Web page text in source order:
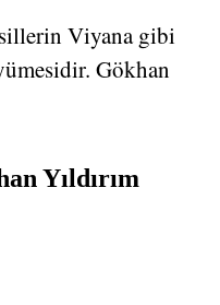
Viyana gibi
Gökhan
Yıldırım